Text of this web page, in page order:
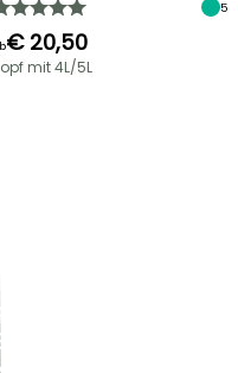
5
€ 20,50
mit 4L/5L